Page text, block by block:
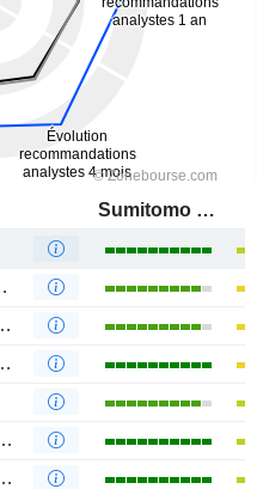
Sumitomo Electric Industries, Ltd.